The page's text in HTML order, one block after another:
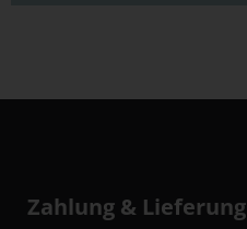
Zahlung & Lieferung